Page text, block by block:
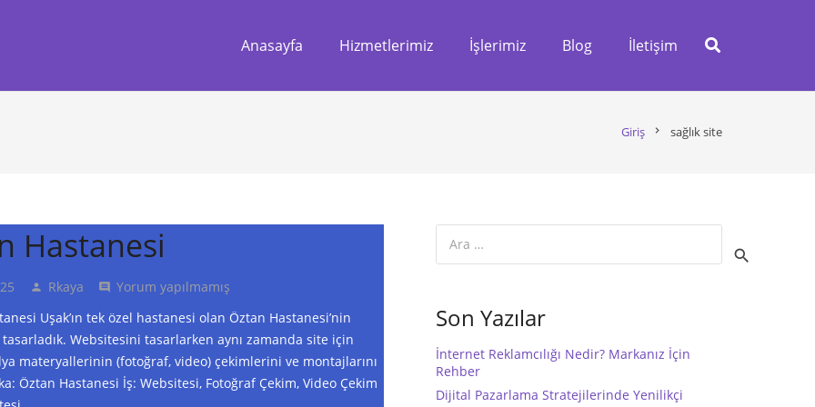
Anasayfa Hizmetlerimiz İşlerimiz Blog İletişim
Giriş chevron_right sağlık site
Hastanesi
person Rkaya comment Yorum yapılmamış
Uşak’ın tek özel hastanesi olan Öztan Hastanesi’nin
Websitesini tasarlarken aynı zamanda site için
materyallerinin (fotoğraf, video) çekimlerini ve montajlarını
Öztan Hastanesi İş: Websitesi, Fotoğraf Çekim, Video Çekim
Son Yazılar
İnternet Reklamcılığı Nedir? Markanız İçin
Rehber
Dijital Pazarlama Stratejilerinde Yenilikçi